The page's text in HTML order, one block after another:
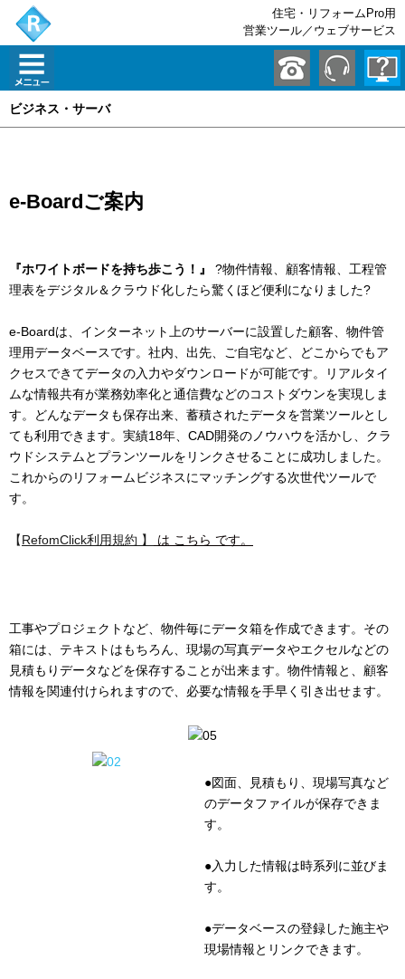
住宅・リフォームPro用
営業ツール／ウェブサービス
ビジネス・サーバ
e-Boardご案内
『ホワイトボードを持ち歩こう！』 ?物件情報、顧客情報、工程管
理表をデジタル＆クラウド化したら驚くほど便利になりました?
e-Boardは、インターネット上のサーバーに設置した顧客、物件管
理用データベースです。社内、出先、ご自宅など、どこからでもア
クセスできてデータの入力やダウンロードが可能です。リアルタイ
ムな情報共有が業務効率化と通信費などのコストダウンを実現しま
す。どんなデータも保存出来、蓄積されたデータを営業ツールとし
ても利用できます。実績18年、CAD開発のノウハウを活かし、クラ
ウドシステムとプランツールをリンクさせることに成功しました。
これからのリフォームビジネスにマッチングする次世代ツールで
す。
【RefomClick利用規約 】 は こちら です。
工事やプロジェクトなど、物件毎にデータ箱を作成できます。その
箱には、テキストはもちろん、現場の写真データやエクセルなどの
見積もりデータなどを保存することが出来ます。物件情報と、顧客
情報を関連付けられますので、必要な情報を手早く引き出せます。
●図面、見積もり、現場写真など
のデータファイルが保存できま
す。
●入力した情報は時系列に並びま
す。
●データベースの登録した施主や
現場情報とリンクできます。